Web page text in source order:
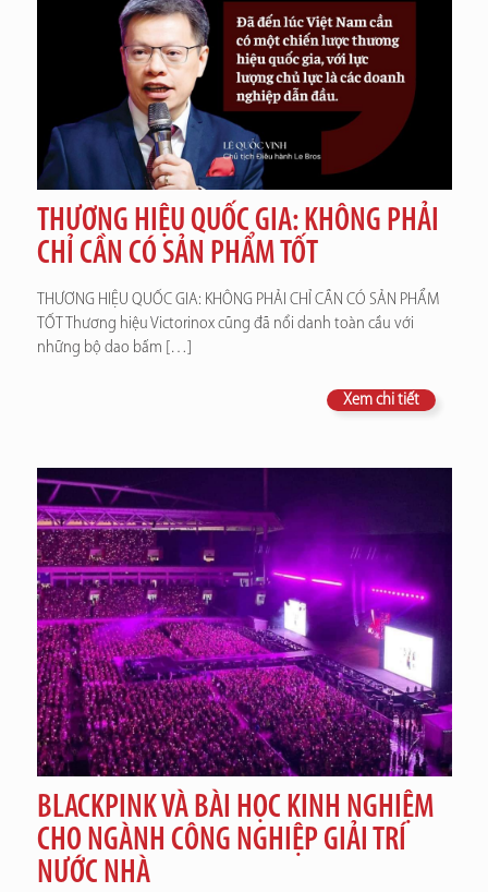
THƯƠNG HIỆU QUỐC GIA: KHÔNG PHẢI
CHỈ CẦN CÓ SẢN PHẨM TỐT
THƯƠNG HIỆU QUỐC GIA: KHÔNG PHẢI CHỈ CẦN CÓ SẢN PHẨM
TỐT Thương hiệu Victorinox cũng đã nổi danh toàn cầu với
những bộ dao bấm […]
Xem chi tiết
BLACKPINK VÀ BÀI HỌC KINH NGHIỆM
CHO NGÀNH CÔNG NGHIỆP GIẢI TRÍ
NƯỚC NHÀ